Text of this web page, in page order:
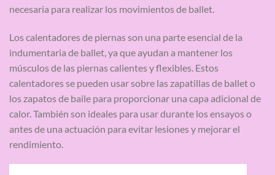
necesaria para realizar los movimientos de ballet.
Los calentadores de piernas son una parte esencial de la
indumentaria de ballet, ya que ayudan a mantener los
músculos de las piernas calientes y flexibles. Estos
calentadores se pueden usar sobre las zapatillas de ballet o
los zapatos de baile para proporcionar una capa adicional de
calor. También son ideales para usar durante los ensayos o
antes de una actuación para evitar lesiones y mejorar el
rendimiento.